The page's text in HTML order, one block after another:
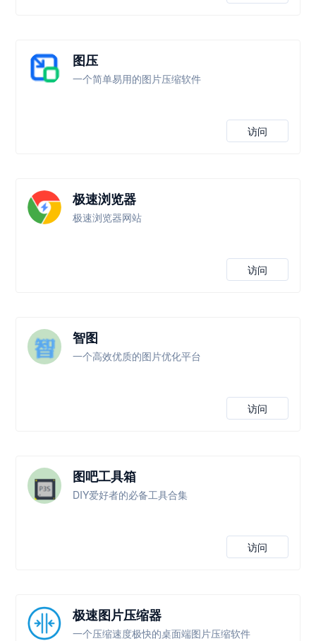
图压
一个简单易用的图片压缩软件
访问
极速浏览器
极速浏览器网站
访问
智图
一个高效优质的图片优化平台
访问
图吧工具箱
DIY爱好者的必备工具合集
访问
极速图片压缩器
一个压缩速度极快的桌面端图片压缩软件